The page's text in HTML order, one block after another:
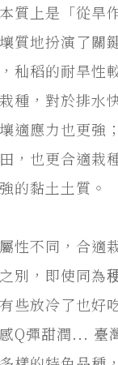
質上是「從旱
質地扮演了關
秈稻的耐旱性
種，對於排水
適應力也更強
，也更合適栽
的黏土土質。
性不同，合適
別，即使同為
些放冷了也好
Q彈甜潤... 臺